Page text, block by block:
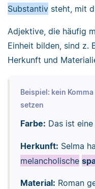
Substantiv steht, mit
Adjektive, die häufig
Einheit bilden, sind z.
Herkunft und
Beispiel: kein
setzen
Farbe: Das ist eine
Herkunft: Selma
melancholische
Material: Roman